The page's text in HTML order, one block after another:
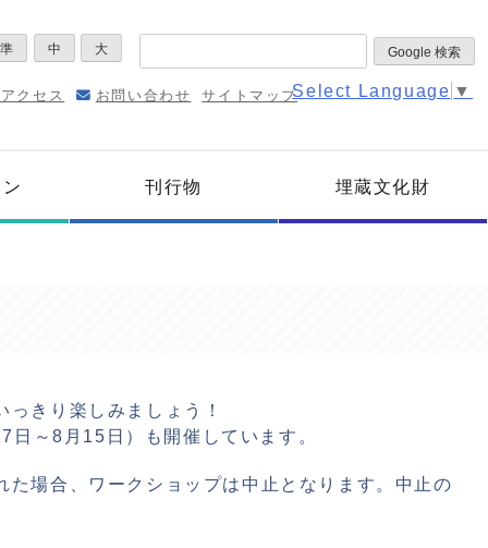
中 大
クセス お問い合わせ サイトマップSelect Language ▼
刊行物 埋蔵文化財
きり楽しみましょう！
日～8月15日）も開催しています。
場合、ワークショップは中止となります。中止の